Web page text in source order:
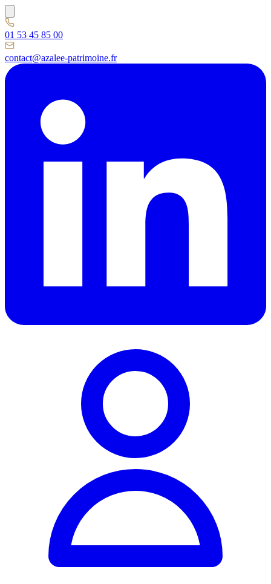
01 53 45 85 00
contact@azalee-patrimoine.fr